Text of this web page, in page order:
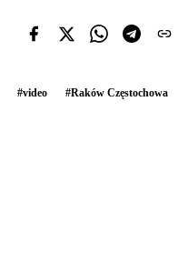
#video #Raków Częstochowa